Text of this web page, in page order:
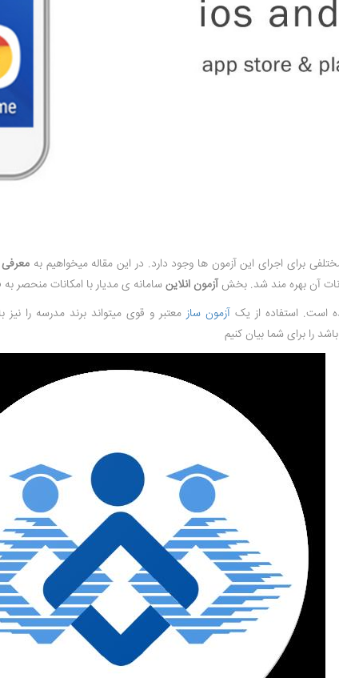
برای اجرای این آزمون ها وجود دارد. در این مقاله میخواهیم به
آن بهره مند شد. بخشآزمون انلاینسامانه ی مدیار با امکانات منحصر
است. استفاده از یکآزمون ساز معتبر و قوی میتواند برند مدرسه را نیز
را برای شما بیان کنیم